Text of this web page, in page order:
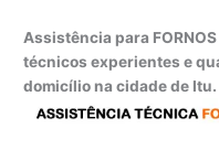
Assistência para
técnicos experientes e
domicílio na cidade de Itu.